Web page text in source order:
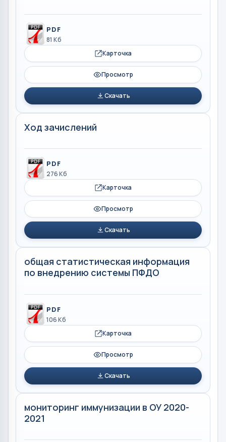
PDF
81 Кб
Карточка
Просмотр
Скачать
Ход зачислений
PDF
276 Кб
Карточка
Просмотр
Скачать
общая статистическая информация
по внедрению системы ПФДО
PDF
106 Кб
Карточка
Просмотр
Скачать
мониторинг иммунизации в ОУ 2020-
2021